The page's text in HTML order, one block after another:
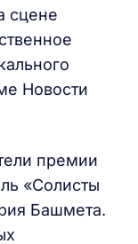
сцене
Новости
премии
«Солисты
Башмета.